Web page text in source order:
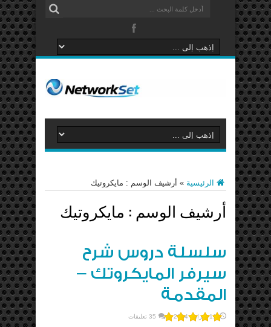
الرئيسية » أرشيف الوسم : مايكروتيك
أرشيف الوسم : مايكروتيك
سلسلة دروس شرح
سيرفر المايكروتك –
المقدمة
11 فبراير، 2014 35 تعليقات